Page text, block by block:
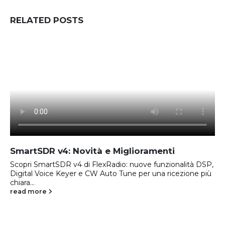
RELATED POSTS
SmartSDR v4: Novità e Miglioramenti
Scopri SmartSDR v4 di FlexRadio: nuove funzionalità DSP,
Digital Voice Keyer e CW Auto Tune per una ricezione più
chiara...
read more